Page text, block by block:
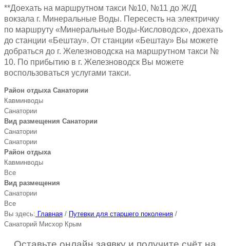
**Доехать на маршрутном такси №10, №11 до Ж/Д
вокзала г. Минеральные Воды. Пересесть на электричку
по маршруту «Минеральные Воды-Кисловодск», доехать
до станции «Бештау». От станции «Бештау» Вы можете
добраться до г. Железноводска на маршрутном такси №
10. По прибытию в г. Железноводск Вы можете
воспользоваться услугами такси.
Район отдыха Санатории
Кавминводы
Санатории
Вид размещения Санатории
Санатории
Санатории
Район отдыха
Кавминводы
Все
Вид размещения
Санатории
Все
Вы здесь: Главная / Путевки для старшего поколения /
Санаторий Мисхор Крым